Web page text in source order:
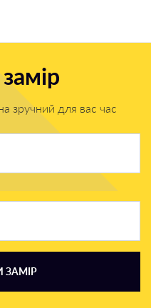
зручний для вас час
ЗАМІР